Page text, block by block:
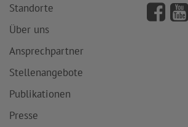
Standorte
Über uns
Ansprechpartner
Stellenangebote
Publikationen
Presse